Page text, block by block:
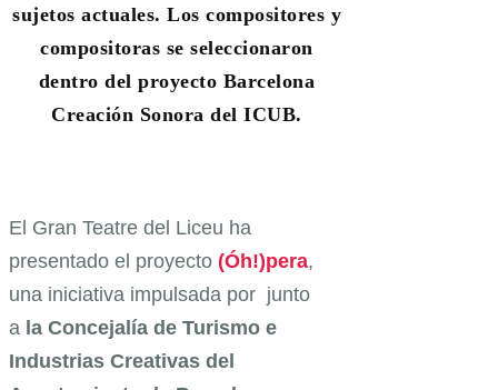
sujetos actuales. Los compositores y
compositoras se seleccionaron
dentro del proyecto Barcelona
Creación Sonora del ICUB.
El Gran Teatre del Liceu ha
presentado el proyecto (Óh!)pera,
una iniciativa impulsada por junto
a la Concejalía de Turismo e
Industrias Creativas del